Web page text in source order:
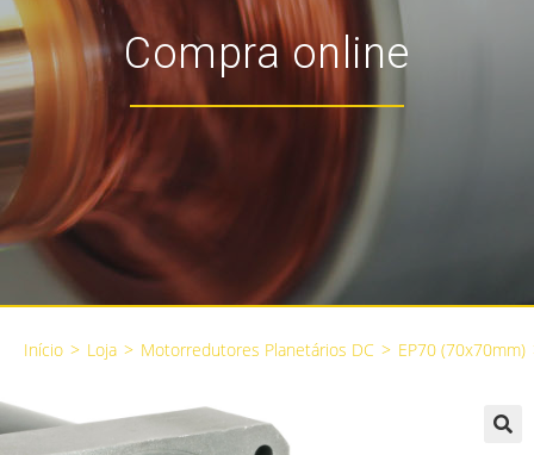
Compra online
Início > Loja > Motorredutores Planetários DC > EP70 (70x70mm)